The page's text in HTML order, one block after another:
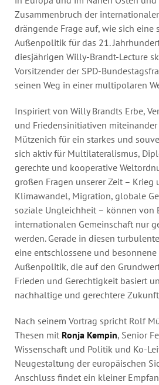
Zusammenbruch der
drängende Frage auf, wie sich eine
Außenpolitik für das 21.
diesjährigen Willy-Brandt-Lecture
Vorsitzender der SPD-
seinen Weg in einer multipolaren
Inspiriert von Willy Brandts Erbe,
und Friedensinitiativen
Mützenich für ein starkes und
sich aktiv für Multilateralismus,
gerechte und kooperative
großen Fragen unserer Zeit – Krieg
Klimawandel, Migration, globale
soziale Ungleichheit – können von
internationalen Gemeinschaft nur
werden. Gerade in diesen
eine entschlossene und
Außenpolitik, die auf den
Frieden und Gerechtigkeit basiert
nachhaltige und gerechtere
Nach seinem Vortrag spricht Rolf
Thesen mit Ronja Kempin, Senior
Wissenschaft und Politik und Ko-
Neugestaltung der europäischen
Anschluss findet ein kleiner